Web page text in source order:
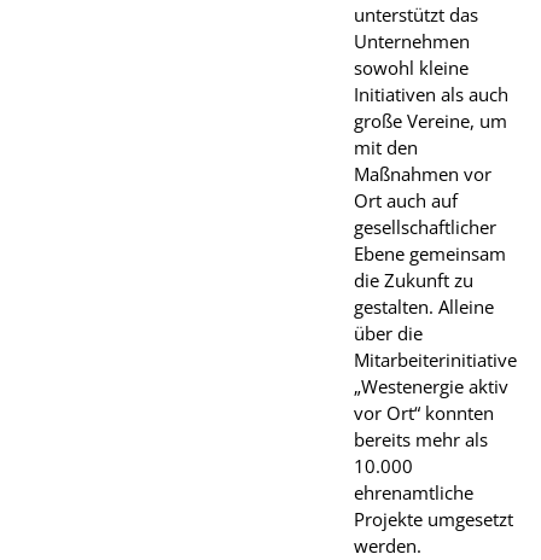
unterstützt das
Unternehmen
sowohl kleine
Initiativen als auch
große Vereine, um
mit den
Maßnahmen vor
Ort auch auf
gesellschaftlicher
Ebene gemeinsam
die Zukunft zu
gestalten. Alleine
über die
Mitarbeiterinitiative
„Westenergie aktiv
vor Ort“ konnten
bereits mehr als
10.000
ehrenamtliche
Projekte umgesetzt
werden.